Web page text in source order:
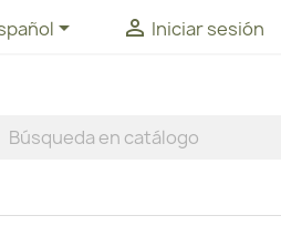
  Iniciar sesión